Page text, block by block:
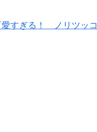
愛すぎる！ ノリツッコ